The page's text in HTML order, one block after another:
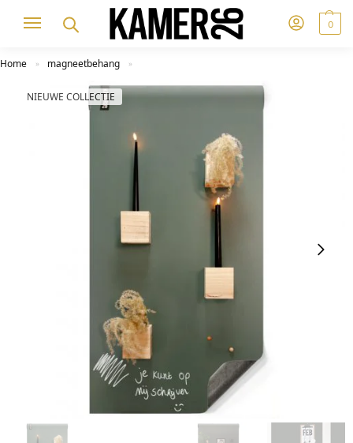
0
Home » magneetbehang »
NIEUWE COLLECTIE